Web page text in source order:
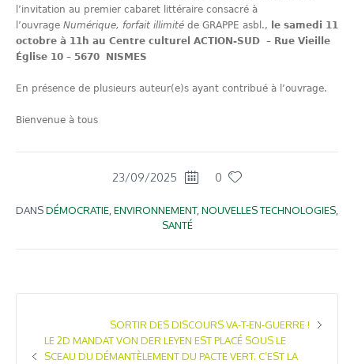
l’invitation au premier cabaret littéraire consacré à
l’ouvrage Numérique, forfait illimité de GRAPPE asbl.,
le samedi 11
octobre à 11h au Centre culturel ACTION-SUD – Rue Vieille
Église 10 – 5670 NISMES
En présence de plusieurs auteur(e)s ayant contribué à l’ouvrage.
Bienvenue à tous
23/09/2025 0
DANSDÉMOCRATIE ENVIRONNEMENT, NOUVELLES TECHNOLOGIES
SANTÉ
SORTIR DES DISCOURS VA-T-EN-GUERRE !
LE 2D MANDAT VON DER LEYEN EST PLACÉ SOUS LE
SCEAU DU DÉMANTÈLEMENT DU PACTE VERT. C’EST LA